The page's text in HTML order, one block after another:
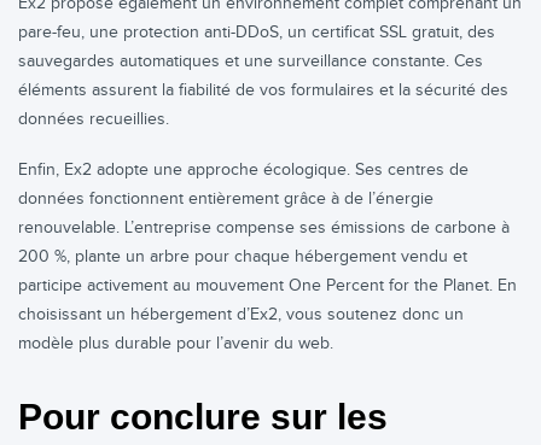
pare-feu, une protection anti-DDoS, un certificat SSL gratuit, des
sauvegardes automatiques et une surveillance constante. Ces
éléments assurent la fiabilité de vos formulaires et la sécurité des
données recueillies.
Enfin, Ex2 adopte une approche écologique. Ses centres de
données fonctionnent entièrement grâce à de l’énergie
renouvelable. L’entreprise compense ses émissions de carbone à
200 %, plante un arbre pour chaque hébergement vendu et
participe activement au mouvement One Percent for the Planet. En
choisissant un hébergement d’Ex2, vous soutenez donc un
modèle plus durable pour l’avenir du web.
Pour conclure sur les